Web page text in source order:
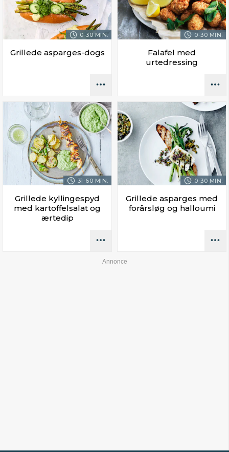
0-30 MIN.
Grillede asparges-dogs
0-30 MIN.
Falafel med
urtedressing
31-60 MIN.
Grillede kyllingespyd
med kartoffelsalat og
ærtedip
0-30 MIN.
Grillede asparges med
forårsløg og halloumi